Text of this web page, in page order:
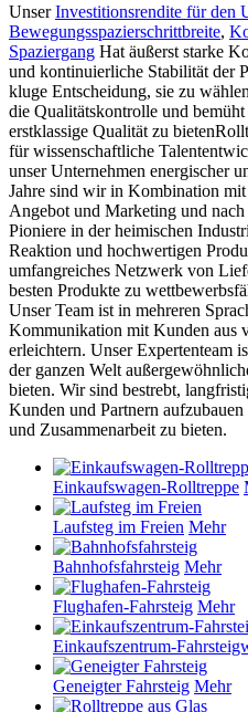
UnserInvestitionsrendite für den
Bewegungsspazierschrittbreite,
Spaziergang Hat äußerst starke
und kontinuierliche Stabilität der
kluge Entscheidung, sie zu
die Qualitätskontrolle und
erstklassige Qualität zu
für wissenschaftliche
unser Unternehmen energischer
Jahre sind wir in Kombination
Angebot und Marketing und
Pioniere in der heimischen
Reaktion und hochwertigen
umfangreiches Netzwerk von
besten Produkte zu
Unser Team ist in mehreren
Kommunikation mit Kunden aus
erleichtern. Unser Expertenteam
der ganzen Welt
bieten. Wir sind bestrebt,
Kunden und Partnern
und Zusammenarbeit zu bieten.
Einkaufswagen-Rolltreppe
Laufsteg im Freien Mehr
Bahnhofsfahrsteig Mehr
Flughafen-Fahrsteig Mehr
Einkaufszentrum-
Geneigter Fahrsteig Mehr